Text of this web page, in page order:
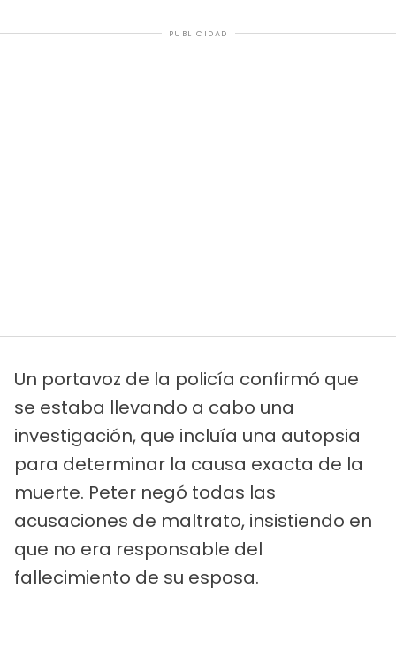
PUBLICIDAD
Un portavoz de la policía confirmó que
se estaba llevando a cabo una
investigación, que incluía una autopsia
para determinar la causa exacta de la
muerte. Peter negó todas las
acusaciones de maltrato, insistiendo en
que no era responsable del
fallecimiento de su esposa.